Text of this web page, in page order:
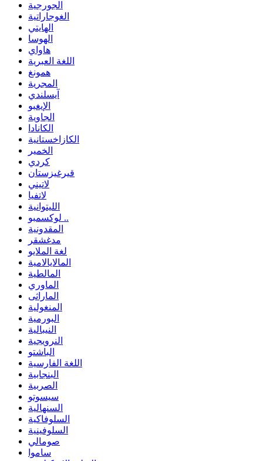
الجورجية
الغوجاراتية
الهايتي
الهوسا
هاواي
اللغة العبرية
همونغ
المجرية
آيسلندي
الإيغبو
الجاوية
الكانادا
الكازاخستانية
الخمير
كردي
قيرغيزستان
لاتيني
لاتفيا
الليتوانية
لوكسمبو ..
المقدونية
مدغشقر
لغة الملايو
المالايالامية
المالطية
الماوري
الماراثى
المنغولية
البورمية
النيبالية
النرويجية
الباشتو
اللغة الفارسية
البنجابية
الصربية
سيسوتو
السنهالية
السلوفاكية
السلوفينية
صومالي
ساموا